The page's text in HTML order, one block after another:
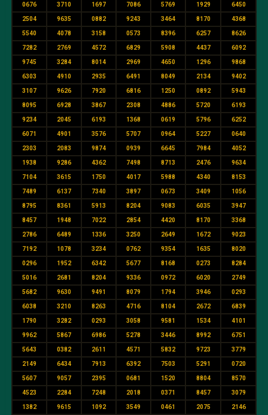
0676 3710 1697 7086 5769 1929 6450
2504 9635 0882 9243 3464 8170 4368
5540 4078 3158 0573 8396 6257 8626
7282 2769 4572 6829 5908 4437 6092
9745 3284 8014 2969 4650 1296 9868
6303 4910 2935 6491 8049 2134 9402
3107 9626 7920 6816 1250 0892 5943
8095 6928 3867 2308 4886 5720 6193
9234 2045 6193 1368 0619 5796 6252
6071 4901 3576 5707 0964 5227 0640
2303 2083 9874 0939 6645 7984 4052
1938 9286 4362 7498 8713 2476 9634
7104 3615 1750 4017 5988 4340 8153
7489 6137 7340 3897 0673 3409 1056
8795 8361 5913 8204 9083 6035 3947
8457 1948 7022 2854 4420 8170 3368
2786 6489 1336 3250 2649 1672 9023
7192 1078 3234 0762 9354 1635 8020
0296 1952 6342 5677 8168 0273 8284
5016 2681 8204 9336 0972 6020 2749
5682 9630 9491 8079 1794 3946 0293
6038 3210 8263 4716 8104 2672 6839
1790 3282 0293 3058 9581 1534 4101
9962 5867 6986 5278 3446 8992 6751
5643 0382 2611 4571 5832 9723 3779
2149 6434 7913 6392 7503 5291 0720
5607 9057 2395 0681 1520 8804 8570
4523 2284 7248 2018 0371 8457 3079
1382 9615 1092 3549 0461 2075 2146